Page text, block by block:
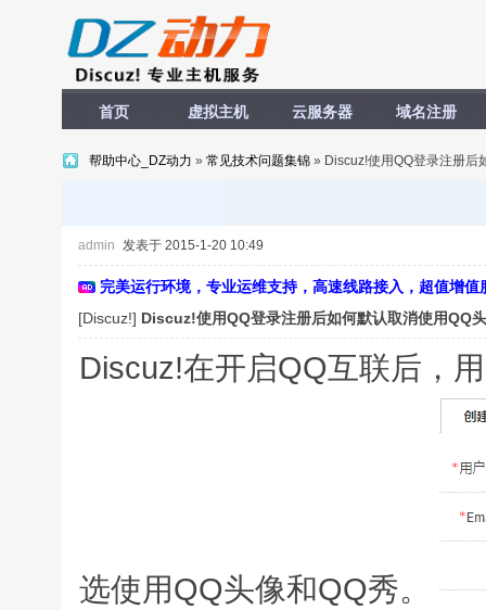
首页 虚拟主机 云服务器 域名注册
帮助中心_DZ动力 » 常见技术问题集锦 » Discuz!使用QQ登录注册后
admin 发表于 2015-1-20 10:49
完美运行环境，专业运维支持，高速线路接入，超值增
[Discuz!] Discuz!使用QQ登录注册后如何默认取消使用QQ
Discuz!在开启QQ互联后，
选使用QQ头像和QQ秀。